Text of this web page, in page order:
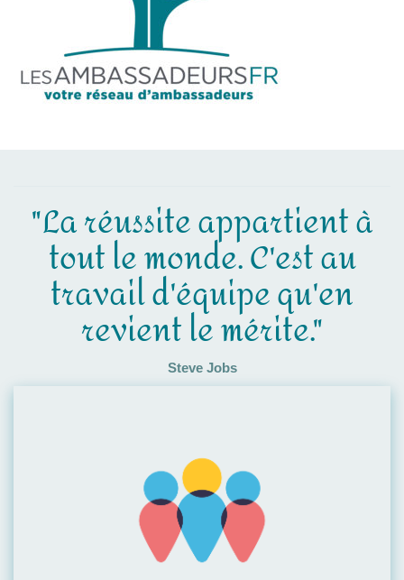
"La réussite appartient à
tout le monde. C'est au
travail d'équipe qu'en
revient le mérite."
Steve Jobs